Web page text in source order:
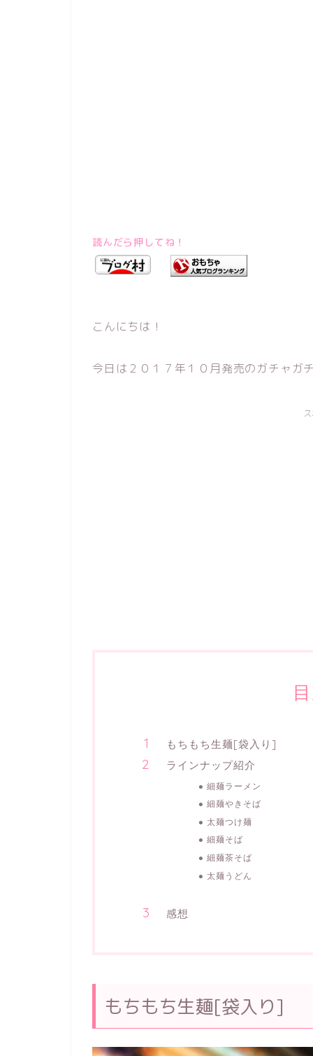
読んだら押してね！
こんにちは！
今日は２０１７年１０月発売のガチャガ
もちもち生麺[袋入り]
ラインナップ紹介
細麺ラーメン
細麺やきそば
太麺つけ麺
細麺そば
細麺茶そば
太麺うどん
感想
もちもち生麺[袋入り]